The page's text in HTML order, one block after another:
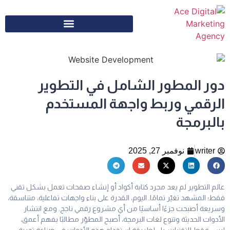
دور المطور الشامل في التطوير
الرقمي وربط واجهة المستخدم
بالبرمجة
writer نوفمبر 27, 2025
عالم التطوير لم يعد مجرد كتابة أكواد أو إنشاء صفحات تعمل بشكل تقني
فقط؛ المشهد تغيّر تمامًا. اليوم، القدرة على بناء واجهات تفاعلية، متناسقة،
وسريعة أصبحت جزءًا أساسيًا من أي مشروع رقمي ناجح. ومع انتشار
الأدوات الحديثة وتنوع لغات البرمجة، أصبح المطوّر مطالبًا بفهم أعمق،